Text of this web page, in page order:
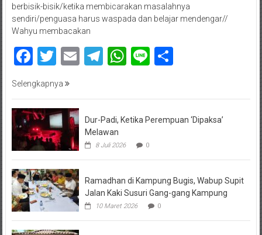
berbisik-bisik/ketika membicarakan masalahnya
sendiri/penguasa harus waspada dan belajar mendengar//
Wahyu membacakan
Facebook
Twitter
EmailTelegram
WhatsApp
LineShare
Selengkapnya
Dur-Padi, Ketika Perempuan ‘Dipaksa’
Melawan
8 Juli 2026 0
Ramadhan di Kampung Bugis, Wabup Supit
Jalan Kaki Susuri Gang-gang Kampung
10 Maret 2026 0